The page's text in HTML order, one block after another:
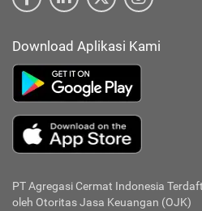
Download Aplikasi Kami
PT Agregasi Cermat Indonesia
oleh Otoritas Jasa Keuangan (OJK)